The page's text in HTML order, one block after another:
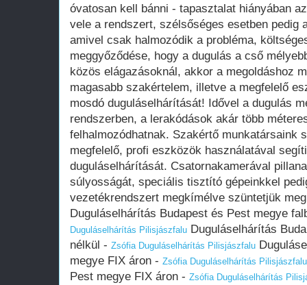
óvatosan kell bánni - tapasztalat hiányában
vele a rendszert, szélsőséges esetben pedig
amivel csak halmozódik a probléma,
meggyőződése, hogy a dugulás a cső
közös elágazásoknál, akkor a megoldáshoz
magasabb szakértelem, illetve a megfelelő
mosdó duguláselhárítását! Idővel a dugulás
rendszerben, a lerakódások akár több
felhalmozódhatnak. Szakértő munkatársaink
megfelelő, profi eszközök használatával
duguláselhárítását. Csatornakamerával
súlyosságát, speciális tisztító gépeinkkel
vezetékrendszert megkímélve szüntetjük
Duguláselhárítás Budapest és Pest megye
Duguláselhárítás Pilisjászfalu Duguláselhárítás
nélkül - Zsófia Duguláselhárítás Pilisjászfalu
megye FIX áron - Zsófia Duguláselhárítás Pilisjászfalu
Pest megye FIX áron - Zsófia Duguláselhárítás